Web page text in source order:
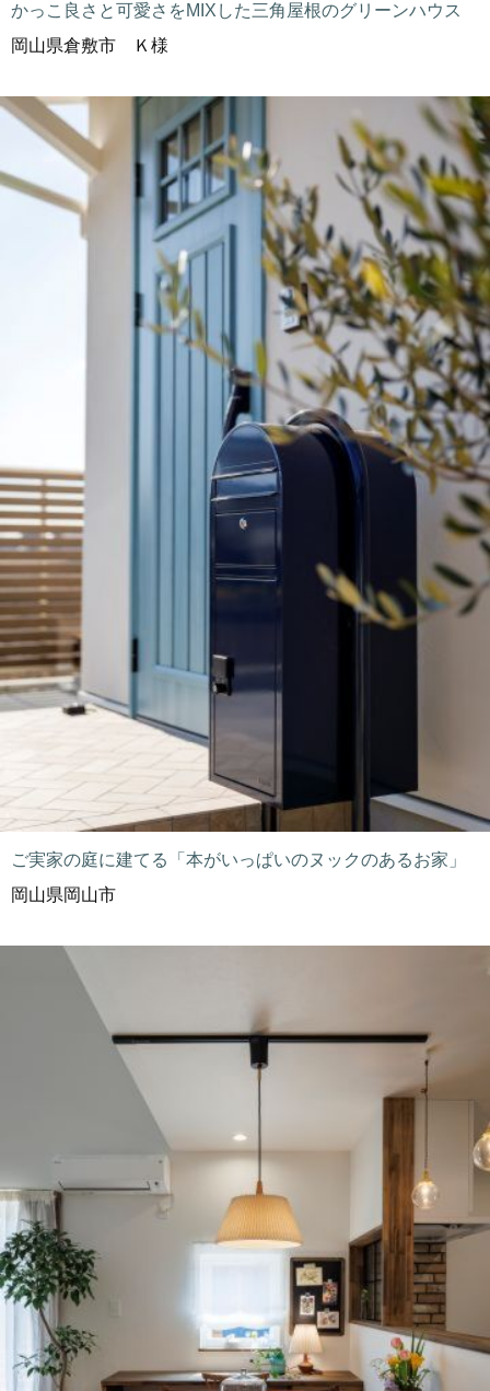
かっこ良さと可愛さをMIXした三角屋根のグリーンハウス
岡山県倉敷市 Ｋ様
ご実家の庭に建てる「本がいっぱいのヌックのあるお家」
岡山県岡山市